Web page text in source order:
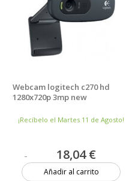
Webcam logitech c270 hd
1280x720p 3mp new
¡Recíbelo el Martes 11 de Agosto!
18,04 €
Añadir al carrito